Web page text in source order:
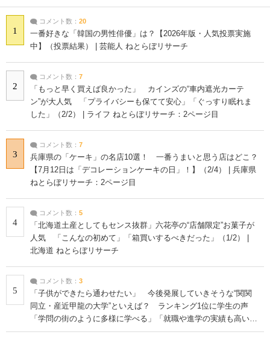
1
コメント数： 20
一番好きな「韓国の男性俳優」は？【2026年版・人気投票実施
中】（投票結果） | 芸能人 ねとらぼリサーチ
2
コメント数： 7
「もっと早く買えば良かった」 カインズの“車内遮光カーテ
ン”が大人気 「プライバシーも保てて安心」「ぐっすり眠れま
した」（2/2） | ライフ ねとらぼリサーチ：2ページ目
3
コメント数： 7
兵庫県の「ケーキ」の名店10選！ 一番うまいと思う店はどこ？
【7月12日は「デコレーションケーキの日」！】（2/4） | 兵庫県
ねとらぼリサーチ：2ページ目
4
コメント数： 5
「北海道土産としてもセンス抜群」六花亭の“店舗限定”お菓子が
人気 「こんなの初めて」「箱買いするべきだった」（1/2） |
北海道 ねとらぼリサーチ
5
コメント数： 3
「子供ができたら通わせたい」 今後発展していきそうな“関関
同立・産近甲龍の大学”といえば？ ランキング1位に学生の声
「学問の街のように多様に学べる」「就職や進学の実績も高い」
| 大学 ねとらぼリサーチ